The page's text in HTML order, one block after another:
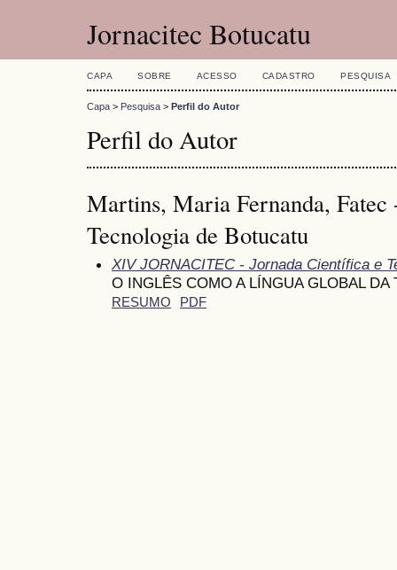
Jornacitec Botucatu
CAPA SOBRE ACESSO CADASTRO PESQUISA
Capa > Pesquisa > Perfil do Autor
Perfil do Autor
Martins, Maria Fernanda, Fatec
Tecnologia de Botucatu
XIV JORNACITEC - Jornada Científica e
O INGLÊS COMO A LÍNGUA GLOBAL DA
RESUMO PDF